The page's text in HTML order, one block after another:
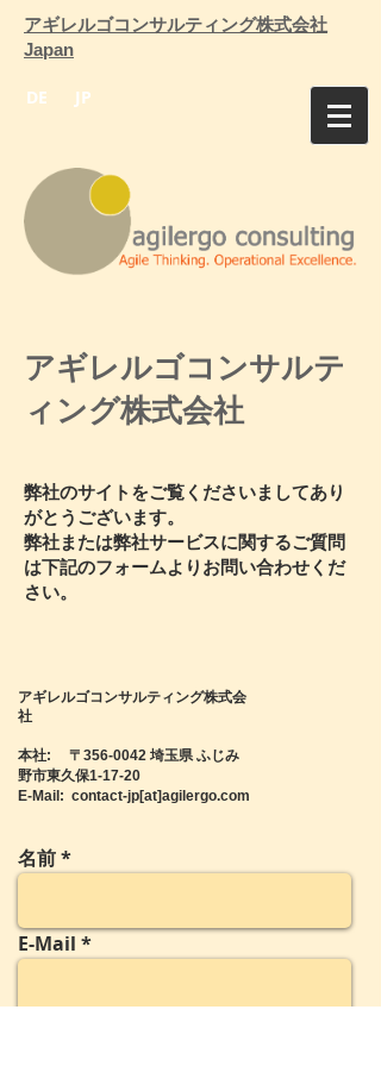
アギレルゴコンサルティング株式会社
Japan
DE JP
アギレルゴコンサルテ
ィング株式会社
弊社のサイトをご覧くださいましてあり
がとうございます。
弊社または弊社サービスに関するご質問
は下記のフォームよりお問い合わせくだ
さい。
アギレルゴコンサルティング株式会
社
本社: 〒356-0042 埼玉県 ふじみ
野市東久保1-17-20
E-Mail: contact-jp[at]agilergo.com
名前
E-Mail